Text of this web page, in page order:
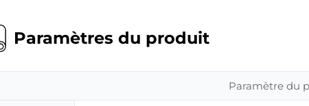
Paramètres du produit
Paramètre du